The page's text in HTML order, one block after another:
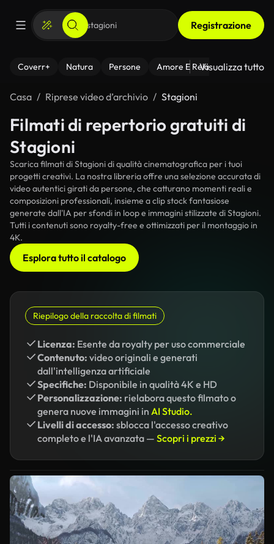
Registrazione
Coverr+ Natura Persone Amore E Relazioni Il
Visualizza tutto
Casa Riprese video d’archivio Stagioni
Filmati di repertorio gratuiti di
Stagioni
Scarica filmati di Stagioni di qualità cinematografica per i tuoi
progetti creativi. La nostra libreria offre una selezione accurata di
video autentici girati da persone, che catturano momenti reali e
composizioni professionali, insieme a clip stock fantasiose
generate dall'IA per sfondi in loop e immagini stilizzate di Stagioni.
Tutti i contenuti sono royalty-free e ottimizzati per il montaggio in
4K.
Esplora tutto il catalogo
Riepilogo della raccolta di filmati
Licenza: Esente da royalty per uso commerciale
Contenuto: video originali e generati
dall'intelligenza artificiale
Specifiche: Disponibile in qualità 4K e HD
Personalizzazione: rielabora questo filmato o
genera nuove immagini in AI Studio.
Livelli di accesso: sblocca l'accesso creativo
completo e l'IA avanzata — Scopri i prezzi →